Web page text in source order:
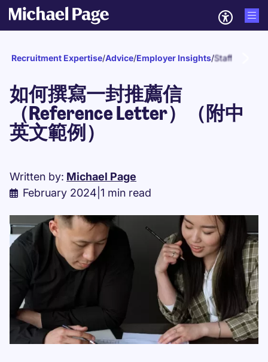
Recruitment Expertise/Advice/Employer Insights/Staff
如何撰寫一封推薦信
（Reference Letter）（附中
英文範例）
Written by: Michael Page
February 2024 1 min read